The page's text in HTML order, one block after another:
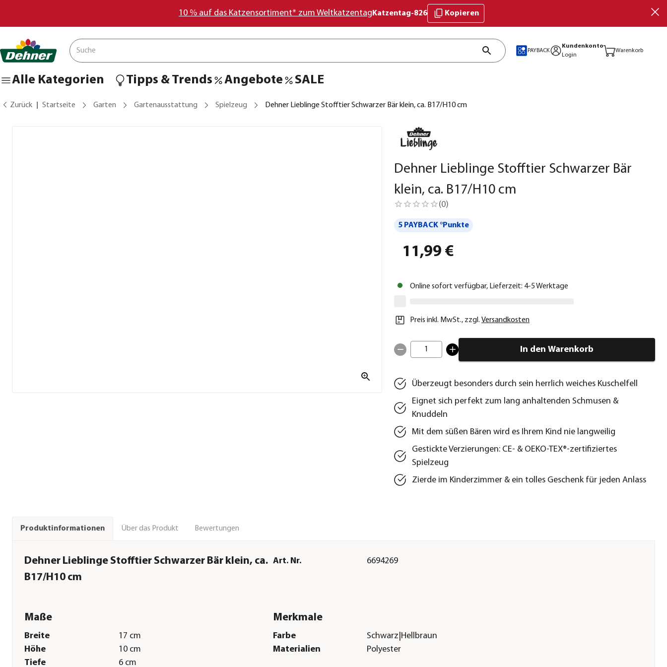
10 % auf das Katzensortiment* zum Weltkatzentag Katzentag-826 Kopieren
PAYBACK
Kundenkonto
Login
Warenkorb
Alle Kategorien Tipps & Trends Angebote SALE
Zurück Startseite Garten Gartenausstattung Spielzeug Dehner Lieblinge Stofftier Schwarzer Bär klein, ca. B17/H10 cm
Dehner Lieblinge Stofftier Schwarzer Bär
klein, ca. B17/H10 cm
(0)
5 PAYBACK °Punkte
11,99 €
Online sofort verfügbar, Lieferzeit: 4-5 Werktage
Preis inkl. MwSt., zzgl. Versandkosten
1 In den Warenkorb
Überzeugt besonders durch sein herrlich weiches Kuschelfell
Eignet sich perfekt zum lang anhaltenden Schmusen &
Knuddeln
Mit dem süßen Bären wird es Ihrem Kind nie langweilig
Gestickte Verzierungen: CE- & OEKO-TEX®-zertifiziertes
Spielzeug
Zierde im Kinderzimmer & ein tolles Geschenk für jeden Anlass
Produktinformationen Über das Produkt Bewertungen
Dehner Lieblinge Stofftier Schwarzer Bär klein, ca.
B17/H10 cm
Art. Nr. 6694269
Maße
Breite
17 cm
Höhe
10 cm
Tiefe
6 cm
Merkmale
Farbe
Schwarz|Hellbraun
Materialien
Polyester